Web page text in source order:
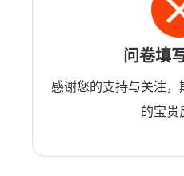
问卷填
感谢您的支持与关注，
的宝贵